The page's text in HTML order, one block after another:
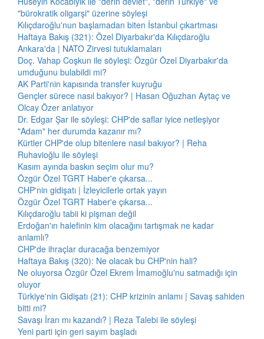
"bürokratik oligarşi" üzerine söyleşi
Kılıçdaroğlu'nun başlamadan biten İstanbul çıkartması
Haftaya Bakış (321): Özel Diyarbakır'da Kılıçdaroğlu
Ankara'da | NATO Zirvesi tutuklamaları
Doç. Vahap Coşkun ile söyleşi: Özgür Özel Diyarbakır'da
umduğunu bulabildi mi?
AK Parti'nin kapısında transfer kuyruğu
Gençler sürece nasıl bakıyor? | Hasan Oğuzhan Aytaç ve
Olcay Özer anlatıyor
Dr. Edgar Şar ile söyleşi: CHP'de saflar iyice netleşiyor
"Adam" her durumda kazanır mı?
Kürtler CHP'de olup bitenlere nasıl bakıyor? | Reha
Ruhavioğlu ile söyleşi
Kasım ayında baskın seçim olur mu?
Özgür Özel TGRT Haber'e çıkarsa...
CHP'nin gidişatı | İzleyicilerle ortak yayın
Özgür Özel TGRT Haber'e çıkarsa...
Kılıçdaroğlu tabii ki pişman değil
Erdoğan'ın halefinin kim olacağını tartışmak ne kadar
anlamlı?
CHP'de ihraçlar duracağa benzemiyor
Haftaya Bakış (320): Ne olacak bu CHP'nin hali?
Ne oluyorsa Özgür Özel Ekrem İmamoğlu'nu satmadığı için
oluyor
Türkiye'nin Gidişatı (21): CHP krizinin anlamı | Savaş sahiden
bitti mi?
Savaşı İran mı kazandı? | Reza Talebi ile söyleşi
Yeni parti için geri sayım başladı